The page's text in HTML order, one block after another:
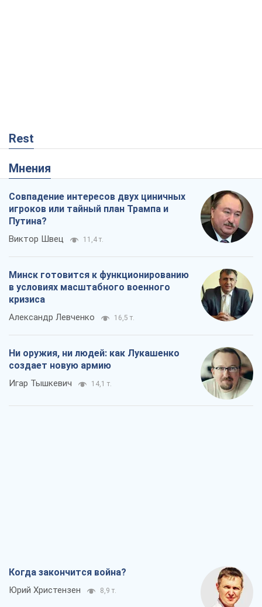
Rest
Мнения
Совпадение интересов двух циничных
игроков или тайный план Трампа и
Путина?
Виктор Швец 11,4 т.
Минск готовится к функционированию
в условиях масштабного военного
кризиса
Александр Левченко 16,5 т.
Ни оружия, ни людей: как Лукашенко
создает новую армию
Игар Тышкевич 14,1 т.
Когда закончится война?
Юрий Христензен 8,9 т.